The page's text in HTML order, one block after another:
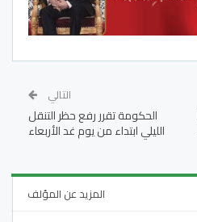
التالي
الحكومة تقرر رفع حظر التنقل
الليلي ابتداء من يوم غد الأربعاء
المزيد عن المؤلف